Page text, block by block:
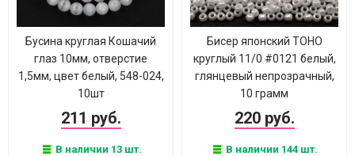
Бусина круглая Кошачий
глаз 10мм, отверстие
1,5мм, цвет белый, 548-024,
10шт
211 руб.
В наличии 13 шт.
Бисер японский TOHO
круглый 11/0 #0121 белый,
глянцевый непрозрачный,
10 грамм
220 руб.
В наличии 144 шт.